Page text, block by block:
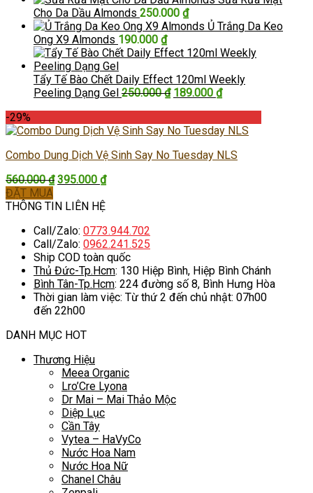
305.000 ₫.
Cho Da Dầu Almonds 250.000 ₫
Ủ Trắng Da Keo
Ong X9 Almonds 190.000 ₫
Tẩy Tế Bào Chết Daily Effect 120ml Weekly
Peeling Dạng Gel 250.000₫ Giá
250.000 ₫.
189.000 ₫Giá
là:
-29%
Combo Dung Dịch Vệ Sinh Say No Tuesday NLS
560.000₫ Giá
là:
395.000 ₫Giá
395.000 ₫.
ĐẶT MUA
THÔNG TIN LIÊN HỆ
Call/Zalo: 0773.944.702
Call/Zalo: 0962.241.525
Ship COD toàn quốc
Thủ Đức-Tp.Hcm: 130 Hiệp Bình, Hiệp Bình Chánh
Bình Tân-Tp.Hcm: 224 đường số 8, Bình Hưng Hòa
Thời gian làm việc: Từ thứ 2 đến chủ nhật: 07h00
đến 22h00
DANH MỤC HOT
Thương Hiệu
Meea Organic
Lro’Cre Lyona
Dr Mai – Mai Thảo Mộc
Diệp Lục
Cần Tây
Vytea – HaVyCo
Nước Hoa Nam
Nước Hoa Nữ
Chanel Châu